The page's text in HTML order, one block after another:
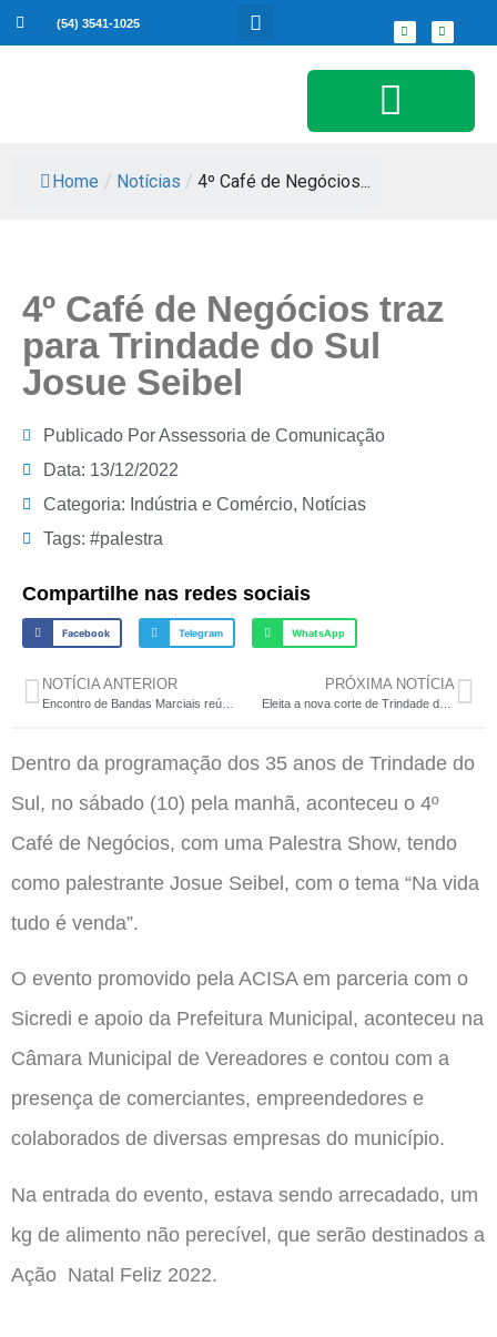
(54) 3541-1025
Home / Notícias / 4º Café de Negócios...
4º Café de Negócios traz
para Trindade do Sul
Josue Seibel
Publicado PorAssessoria de Comunicação
Data: 13/12/2022
Categoria: Indústria e Comércio, Notícias
Tags: #palestra
Compartilhe nas redes sociais
Facebook Telegram WhatsApp
NOTÍCIA ANTERIOR PRÓXIMA NOTÍCIA
Dentro da programação dos 35 anos de Trindade do
Sul, no sábado (10) pela manhã, aconteceu o 4º
Café de Negócios, com uma Palestra Show, tendo
como palestrante Josue Seibel, com o tema “Na vida
tudo é venda”.
O evento promovido pela ACISA em parceria com o
Sicredi e apoio da Prefeitura Municipal, aconteceu na
Câmara Municipal de Vereadores e contou com a
presença de comerciantes, empreendedores e
colaborados de diversas empresas do município.
Na entrada do evento, estava sendo arrecadado, um
kg de alimento não perecível, que serão destinados a
Ação Natal Feliz 2022.